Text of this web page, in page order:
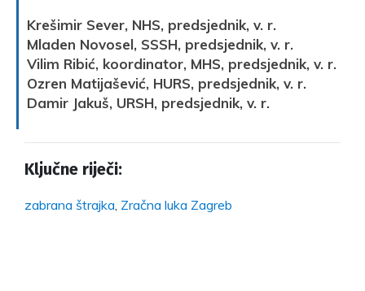
Krešimir Sever, NHS, predsjednik, v. r.
Mladen Novosel, SSSH, predsjednik, v. r.
Vilim Ribić, koordinator, MHS, predsjednik, v. r.
Ozren Matijašević, HURS, predsjednik, v. r.
Damir Jakuš, URSH, predsjednik, v. r.
Ključne riječi:
zabrana štrajka, Zračna luka Zagreb